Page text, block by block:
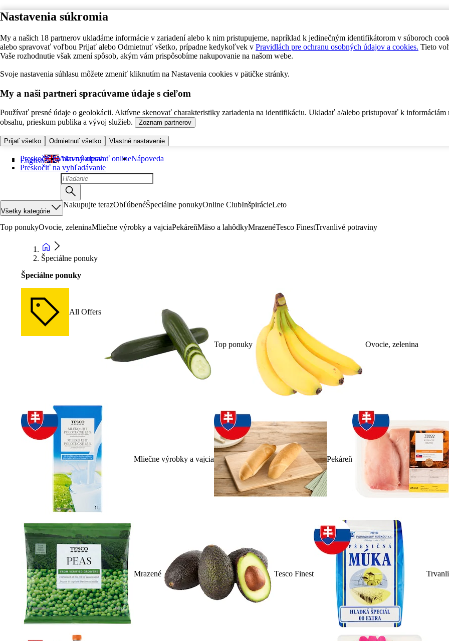
Nastavenia súkromia
My a našich 18 partnerov ukladáme informácie v zariadení alebo k nim pristupujeme, napríklad k jedinečným identifikátorom v súboroch
alebo spravovať voľbou Prijať alebo Odmietnuť všetko, prípadne kedykoľvek v Pravidlách pre ochranu osobných údajov a cookies. Tieto
Vaše rozhodnutie však zmení spôsob, akým vám prispôsobíme nakupovanie na našom webe.
Svoje nastavenia súhlasu môžete zmeniť kliknutím na Nastavenia cookies v pätičke stránky.
My a naši partneri spracúvame údaje s cieľom
Používať presné údaje o geolokácii. Aktívne skenovať charakteristiky zariadenia na identifikáciu. Ukladať a/alebo pristupovať k informáciám
obsahu, prieskum publika a vývoj služieb.
Zoznam partnerov
Prijať všetko Odmietnuť všetko Vlastné nastavenie
Preskočiť na hlavný obsah
Preskočiť na vyhľadávanie
English Ako nakupovať onlineNápoveda
Všetky kategórie
Nakupujte terazObľúbenéŠpeciálne ponukyOnline ClubInšpirácieLeto
Top ponukyOvocie, zeleninaMliečne výrobky a vajciaPekáreňMäso a lahôdkyMrazenéTesco FinestTrvanlivé potraviny
Špeciálne ponuky
Špeciálne ponuky
All Offers
Top ponuky Ovocie, zelenina
Mliečne výrobky a vajcia Pekáreň
Mrazené Tesco Finest